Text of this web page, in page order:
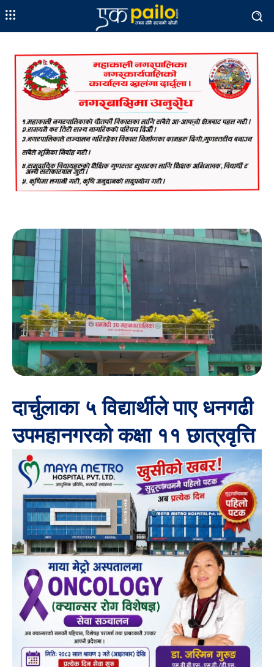
दार्चुलाका ५ विद्यार्थीले पाए धनगढी
उपमहानगरको कक्षा ११ छात्रवृत्ति